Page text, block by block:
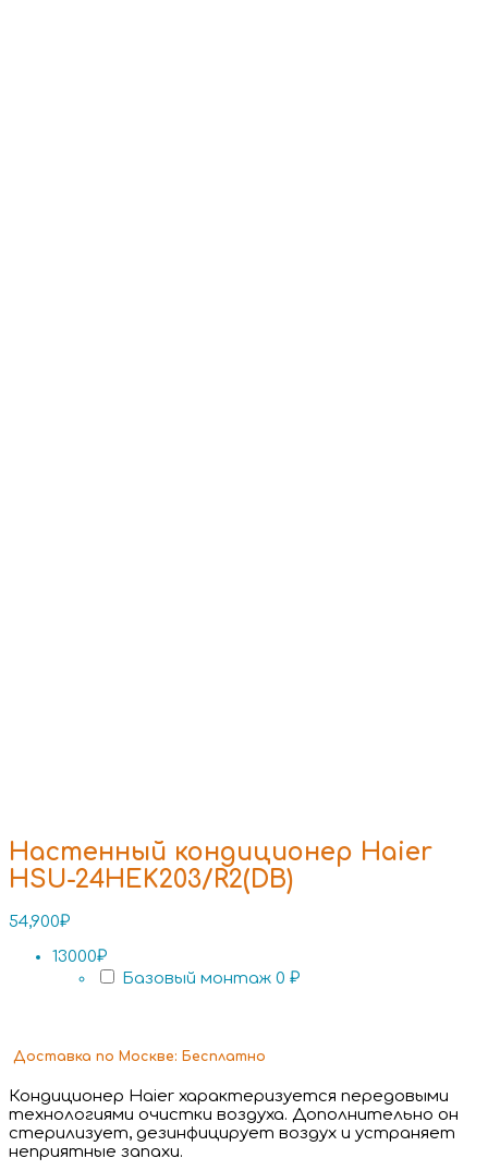
Настенный кондиционер Haier
HSU-24HEK203/R2(DB)
54,900₽
13000₽
Базовый монтаж 0 ₽
Доставка по Москве: Бесплатно
Кондиционер Haier характеризуется передовыми
технологиями очистки воздуха. Дополнительно он
стерилизует, дезинфицирует воздух и устраняет
неприятные запахи.